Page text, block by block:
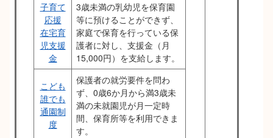
子育て
応援
在宅育
児支援
金
3歳未満の乳幼児を保育園
等に預けることができず、
家庭で保育を行っている保
護者に対し、支援金（月
15,000円）を支給します。
こども
誰でも
通園制
度
保護者の就労要件を問わ
ず、0歳6か月から満3歳未
満の未就園児が月一定時
間、保育所等を利用できま
す。